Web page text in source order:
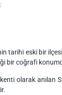
tarihi eski bir
bir coğrafi
olarak anılan